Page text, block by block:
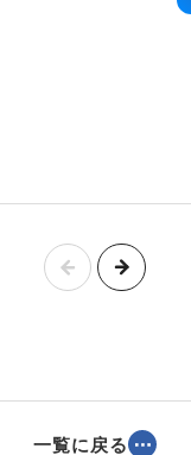
一覧に戻る